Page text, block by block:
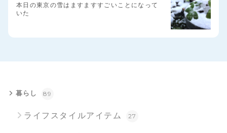
本日の東京の雪はますますすごいことになって
いた
暮らし 89
ライフスタイルアイテム 27